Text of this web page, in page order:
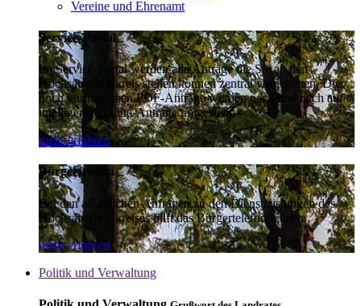
Vereine und Ehrenamt
Service-Portal
Im Service-Portal werden alle Anträge die Sie an den
Hochsauerlandkreis stellen können zentral vorgehalten. Die
noch vorhandenen PDF-Anträge werden nach und nach auf
intelligente Online-Anträge umgestellt.
mehr erfahren
Bürgertelefon
Bei den alltäglichen Anfragen zu den Dienstleistungen des
Hochsauerlandkreises hilft das Bürgertelefon weiter.
mehr erfahren
Politik und Verwaltung